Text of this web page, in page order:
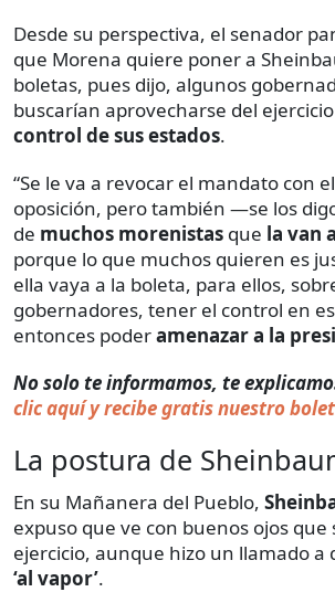
Desde su perspectiva, el senador
que Morena quiere poner a
boletas, pues dijo, algunos
buscarían aprovecharse del
control de sus estados.
“Se le va a revocar el mandato con
oposición, pero también —se los
de muchos morenistas que la van
porque lo que muchos quieren es
ella vaya a la boleta, para ellos,
gobernadores, tener el control en
entonces poderamenazar a la
No solo te informamos, te
clic aquí y recibe gratis nuestro
La postura de
En su Mañanera del Pueblo,
expuso que ve con buenos ojos que
ejercicio, aunque hizo un llamado a
‘al vapor’.